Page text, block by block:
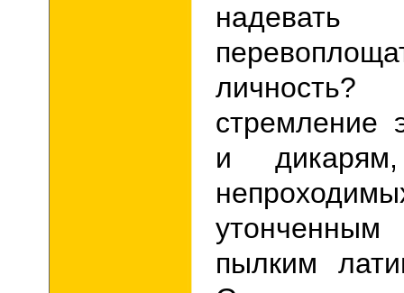
стремление
и
пылким